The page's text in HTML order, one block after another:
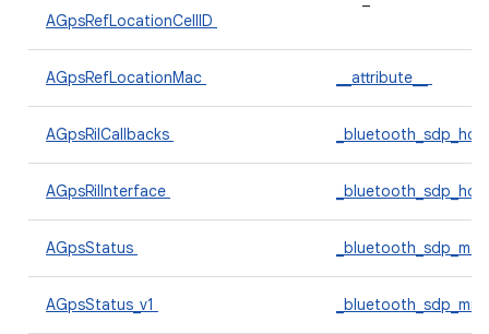
AGpsRefLocationCellID
AGpsRefLocationMac __attribute__
AGpsRilCallbacks _bluetooth_sdp_hdr
AGpsRilInterface
AGpsStatus
AGpsStatus_v1